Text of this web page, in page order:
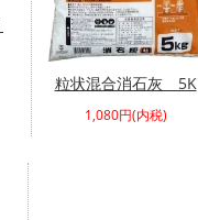
粒状混合消石灰 5K
1,080円(内税)